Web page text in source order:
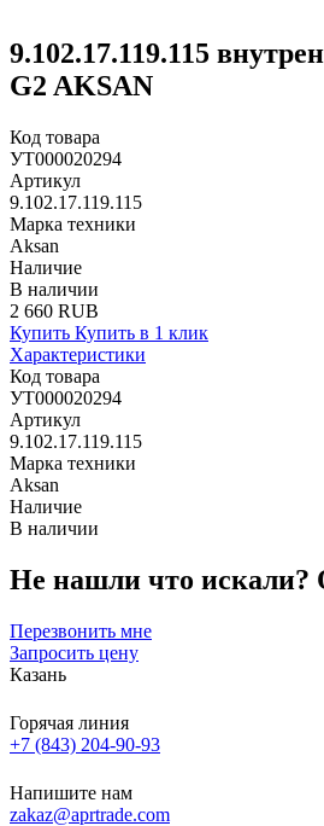
9.102.17.119.115
G2 AKSAN
Код товара
УТ000020294
Артикул
9.102.17.119.115
Марка техники
Aksan
Наличие
В наличии
2 660 RUB
Купить Купить в 1 клик
Характеристики
Код товара
УТ000020294
Артикул
9.102.17.119.115
Марка техники
Aksan
Наличие
В наличии
Не нашли что искали?
Перезвонить мне
Запросить цену
Казань
Горячая линия
+7 (843) 204-90-93
Напишите нам
zakaz@aprtrade.com